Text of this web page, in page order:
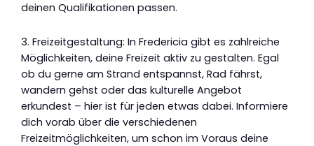
deinen Qualifikationen passen.
3. Freizeitgestaltung: In Fredericia gibt es zahlreiche
Möglichkeiten, deine Freizeit aktiv zu gestalten. Egal
ob du gerne am Strand entspannst, Rad fährst,
wandern gehst oder das kulturelle Angebot
erkundest – hier ist für jeden etwas dabei. Informiere
dich vorab über die verschiedenen
Freizeitmöglichkeiten, um schon im Voraus deine